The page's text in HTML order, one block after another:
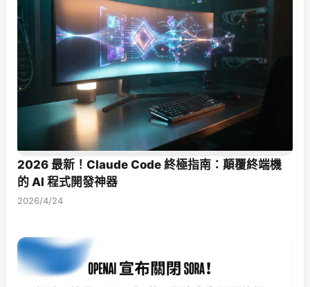
2026 最新！Claude Code 終極指南：顛覆終端機
的 AI 程式開發神器
2026/4/24